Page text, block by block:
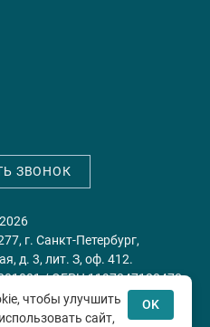
ЗВОНОК
г. Санкт-Петербург,
д. 3, лит. З, оф. 412.
/ ОГРН 1197847128478
чтобы улучшить
сайт,
OK